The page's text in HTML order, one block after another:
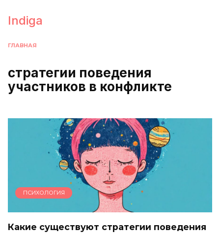
содержанию
Indiga
ГЛАВНАЯ
стратегии поведения
участников в конфликте
ПСИХОЛОГИЯ
Какие существуют стратегии поведения